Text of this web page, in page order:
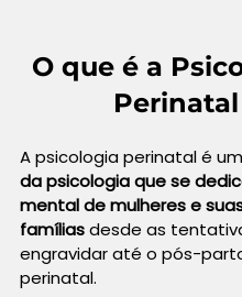
O que é a
Perinatal
A psicologia perinatal é um
da psicologia que se
mental de mulheres e
famílias desde as
engravidar até o pós-
perinatal.